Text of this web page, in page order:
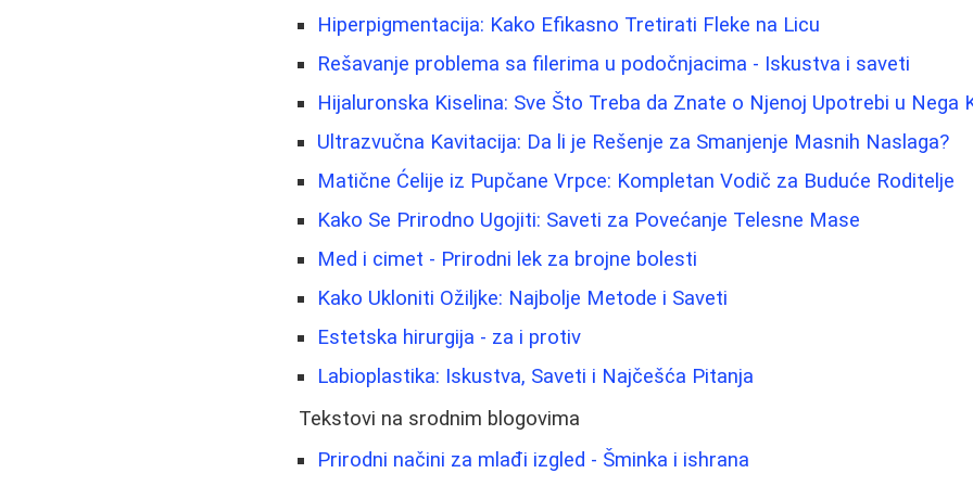
Hiperpigmentacija: Kako Efikasno Tretirati Fleke na Licu
Rešavanje problema sa filerima u podočnjacima - Iskustva i saveti
Hijaluronska Kiselina: Sve Što Treba da Znate o Njenoj Upotrebi u Nega
Ultrazvučna Kavitacija: Da li je Rešenje za Smanjenje Masnih Naslaga?
Matične Ćelije iz Pupčane Vrpce: Kompletan Vodič za Buduće Roditelje
Kako Se Prirodno Ugojiti: Saveti za Povećanje Telesne Mase
Med i cimet - Prirodni lek za brojne bolesti
Kako Ukloniti Ožiljke: Najbolje Metode i Saveti
Estetska hirurgija - za i protiv
Labioplastika: Iskustva, Saveti i Najčešća Pitanja
Tekstovi na srodnim blogovima
Prirodni načini za mlađi izgled - Šminka i ishrana